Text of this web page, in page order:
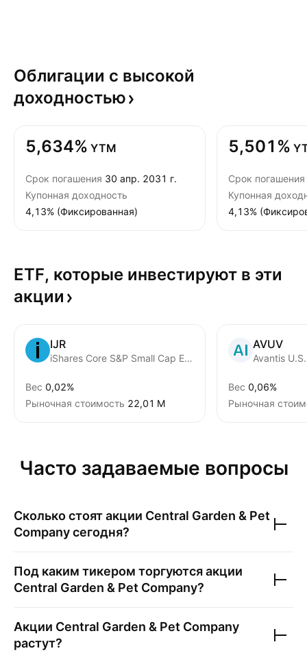
Облигации с высокой
доходностью
5,634% YTM
Срок погашения 30 апр. 2031 г.
Купонная доходность
4,13% (Фиксированная)
5,501%
Срок погашения
Купонная
4,13%
ETF, которые инвестируют в эти
акции
IJR
iShares Core S&P Small Cap ETF
Вес 0,02%
Рыночная стоимость ‪22,01 M‬
AVUV
Вес 0,06%
Рыночная
Часто задаваемые вопросы
Сколько стоят акции Central Garden & Pet
Companyсегодня?
Под каким тикером торгуются акции
Central Garden & Pet Company?
Акции Central Garden & Pet Company
растут?